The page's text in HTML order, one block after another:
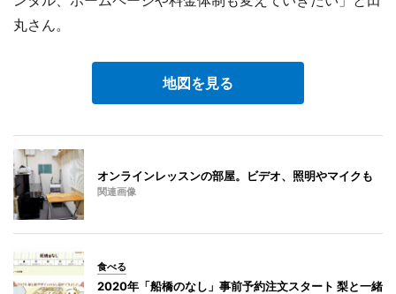
丸さん。
地図を見る
オンラインレッスンの部屋。ビデオ、照明やマイクも
関連画像
食べる
2020年「船橋のなし」事前予約注文スタート 梨と一緒